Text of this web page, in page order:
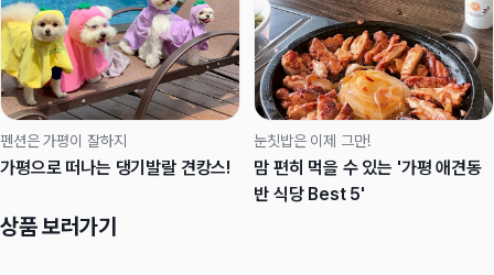
펜션은 가평이 잘하지
가평으로 떠나는 댕기발랄 견캉스!
눈칫밥은 이제 그만!
맘 편히 먹을 수 있는 '가평 애견동
반 식당 Best 5'
상품 보러가기